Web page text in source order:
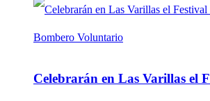
Celebrarán en Las Varillas el